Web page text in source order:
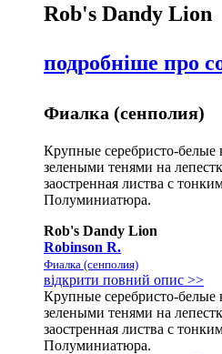
Rob's Dandy Lion
подробніше про
Фиалка (сенполия)
Крупные серебристо-белые
зелеными тенями на
заостренная листва с
Полуминиатюра.
Rob's Dandy Lion
Robinson R.
Фиалка (сенполия)
відкрити повний опис >>
Крупные серебристо-белые
зелеными тенями на
заостренная листва с
Полуминиатюра.